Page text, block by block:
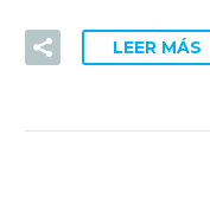
LEER MÁS